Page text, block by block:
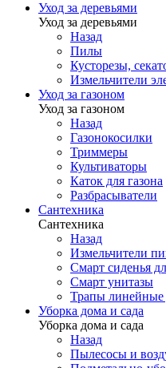
Уход за деревьями
Уход за деревьями
Назад
Пилы
Кусторезы,
Измельчители
Уход за газоном
Уход за газоном
Назад
Газонокосилки
Триммеры
Культиваторы
Каток для газона
Разбрасыватели
Сантехника
Сантехника
Назад
Измельчители
Смарт сиденья
Смарт унитазы
Трапы
Уборка дома и сада
Уборка дома и сада
Назад
Пылесосы и